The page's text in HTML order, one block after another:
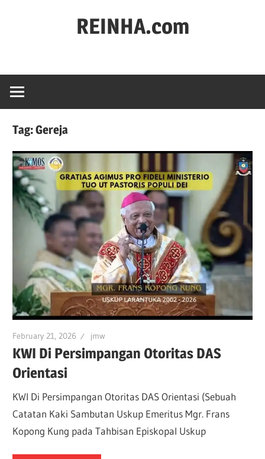
REINHA.com
Tag:Gereja
February 21, 2026 jmw
KWI Di Persimpangan Otoritas DAS
Orientasi
KWI Di Persimpangan Otoritas DAS Orientasi (Sebuah
Catatan Kaki Sambutan Uskup Emeritus Mgr. Frans
Kopong Kung pada Tahbisan Episkopal Uskup